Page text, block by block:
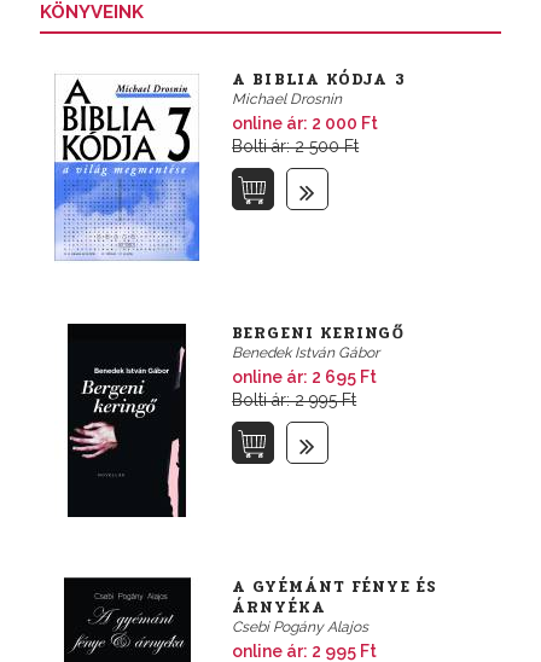
KÖNYVEINK
A BIBLIA KÓDJA 3
Michael Drosnin
online ár: 2 000 Ft
Bolti ár: 2 500 Ft
BERGENI KERINGŐ
Benedek István Gábor
online ár: 2 695 Ft
Bolti ár: 2 995 Ft
A GYÉMÁNT FÉNYE ÉS
ÁRNYÉKA
Csebi Pogány Alajos
online ár: 2 995 Ft